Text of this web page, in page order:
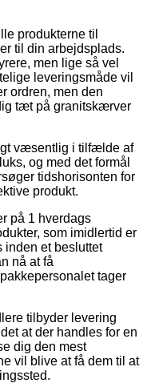
produkterne til
til din arbejdsplads.
men lige så vel
leveringsmåde vil
ordren, men den
tæt på granitskærver
væsentlig i tilfælde af
og med det formål
tidshorisonten for
produkt.
på 1 hverdags
som imidlertid er
inden et besluttet
nå at få
tager
tilbyder levering
at der handles for en
dig den mest
vil blive at få dem til at